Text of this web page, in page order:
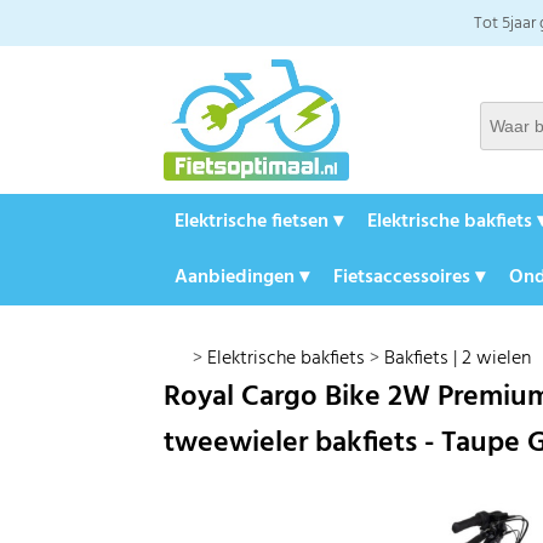
Tot
Elektrische fietsen ▾
Elektrische bakfiets
Aanbiedingen ▾
Fietsaccessoires ▾
>Elektrische bakfiets>Bakfiets | 2 wielen
Royal Cargo Bike 2W
tweewieler bakfiets - Taupe